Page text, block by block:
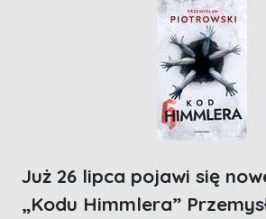
Już 26 lipca pojawi się
„Kodu Himmlera”